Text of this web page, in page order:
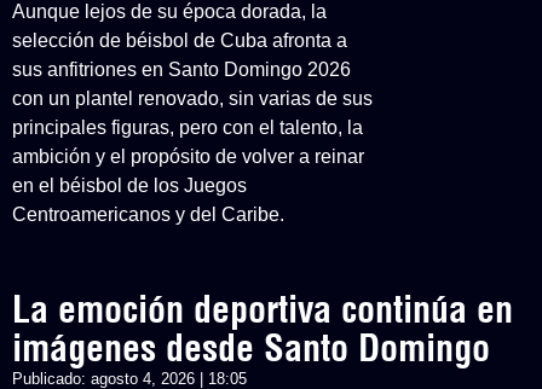
Aunque lejos de su época dorada, la
selección de béisbol de Cuba afronta a
sus anfitriones en Santo Domingo 2026
con un plantel renovado, sin varias de sus
principales figuras, pero con el talento, la
ambición y el propósito de volver a reinar
en el béisbol de los Juegos
Centroamericanos y del Caribe.
La emoción deportiva continúa en
imágenes desde Santo Domingo
Publicado: agosto 4, 2026 | 18:05